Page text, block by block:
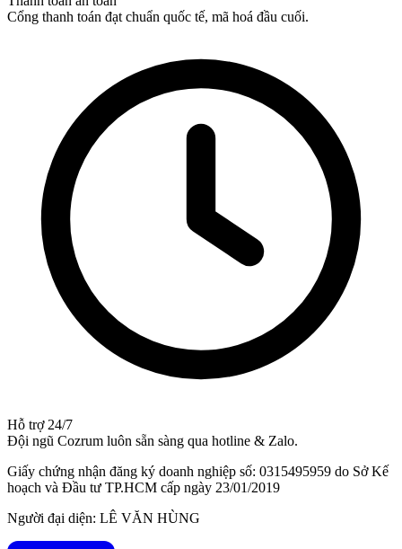
Cổng thanh toán đạt chuẩn quốc tế, mã hoá đầu cuối.
Hỗ trợ 24/7
Đội ngũ Cozrum luôn sẵn sàng qua hotline & Zalo.
Giấy chứng nhận đăng ký doanh nghiệp số: 0315495959 do Sở Kế
hoạch và Đầu tư TP.HCM cấp ngày 23/01/2019
Người đại diện: LÊ VĂN HÙNG